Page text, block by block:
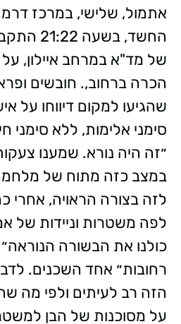
אתמול, שלישי, במרכז
של מד"א במרחב איילון,
הכרה ברחוב,. חובשים
סימני אלימות, ללא סימני
״זה היה נורא. שמענו
במצב כזה מתוח של
לזה בצורה הראויה, אחרי
לפה משטרות וניידות של
כולנו את הבשורה
רחובות״ אחד השכנים.
הזה רב לעיתים ולפי מה
על מסוכנות של הבן